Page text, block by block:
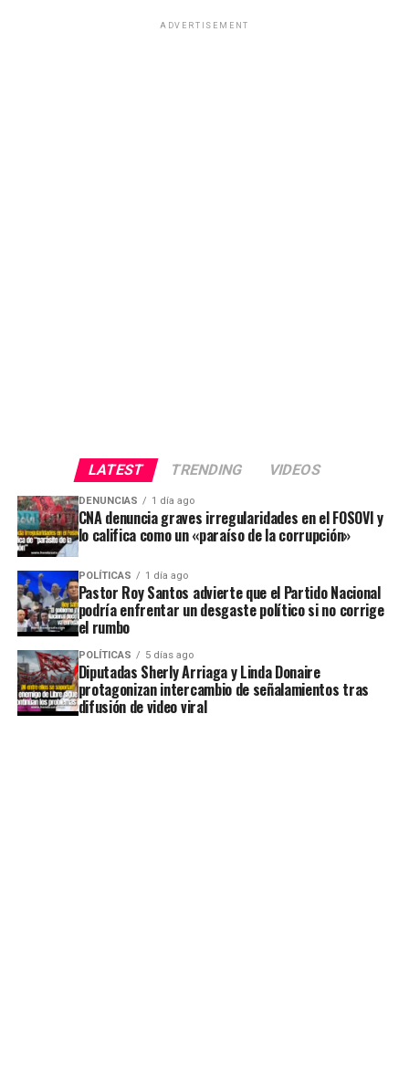
ADVERTISEMENT
LATEST TRENDING VIDEOS
DENUNCIAS 1 día ago
CNA denuncia graves irregularidades en el FOSOVI y
lo califica como un «paraíso de la corrupción»
POLÍTICAS 1 día ago
Pastor Roy Santos advierte que el Partido Nacional
podría enfrentar un desgaste político si no corrige
el rumbo
POLÍTICAS 5 días ago
Diputadas Sherly Arriaga y Linda Donaire
protagonizan intercambio de señalamientos tras
difusión de video viral